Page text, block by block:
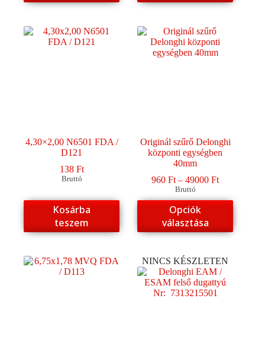
4,30×2,00 N6501 FDA /
D121
138 Ft
Bruttó
Kosárba
teszem
Originál szűrő Delonghi
központi egységben
40mm
960Ft – 49000Ft
-
Bruttó
Opciók
választása
Ennek
a
terméknek
több
van.
A
változatok
a
NINCS KÉSZLETEN